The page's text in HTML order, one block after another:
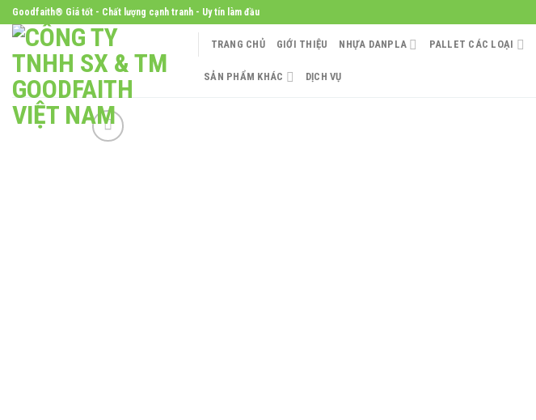
Skip
to
content
Goodfaith® Giá tốt - Chất lượng cạnh tranh - Uy tín làm đầu
TRANG CHỦ GIỚI THIỆU NHỰA DANPLA PALLET CÁC LOẠI
SẢN PHẨM KHÁC DỊCH VỤ